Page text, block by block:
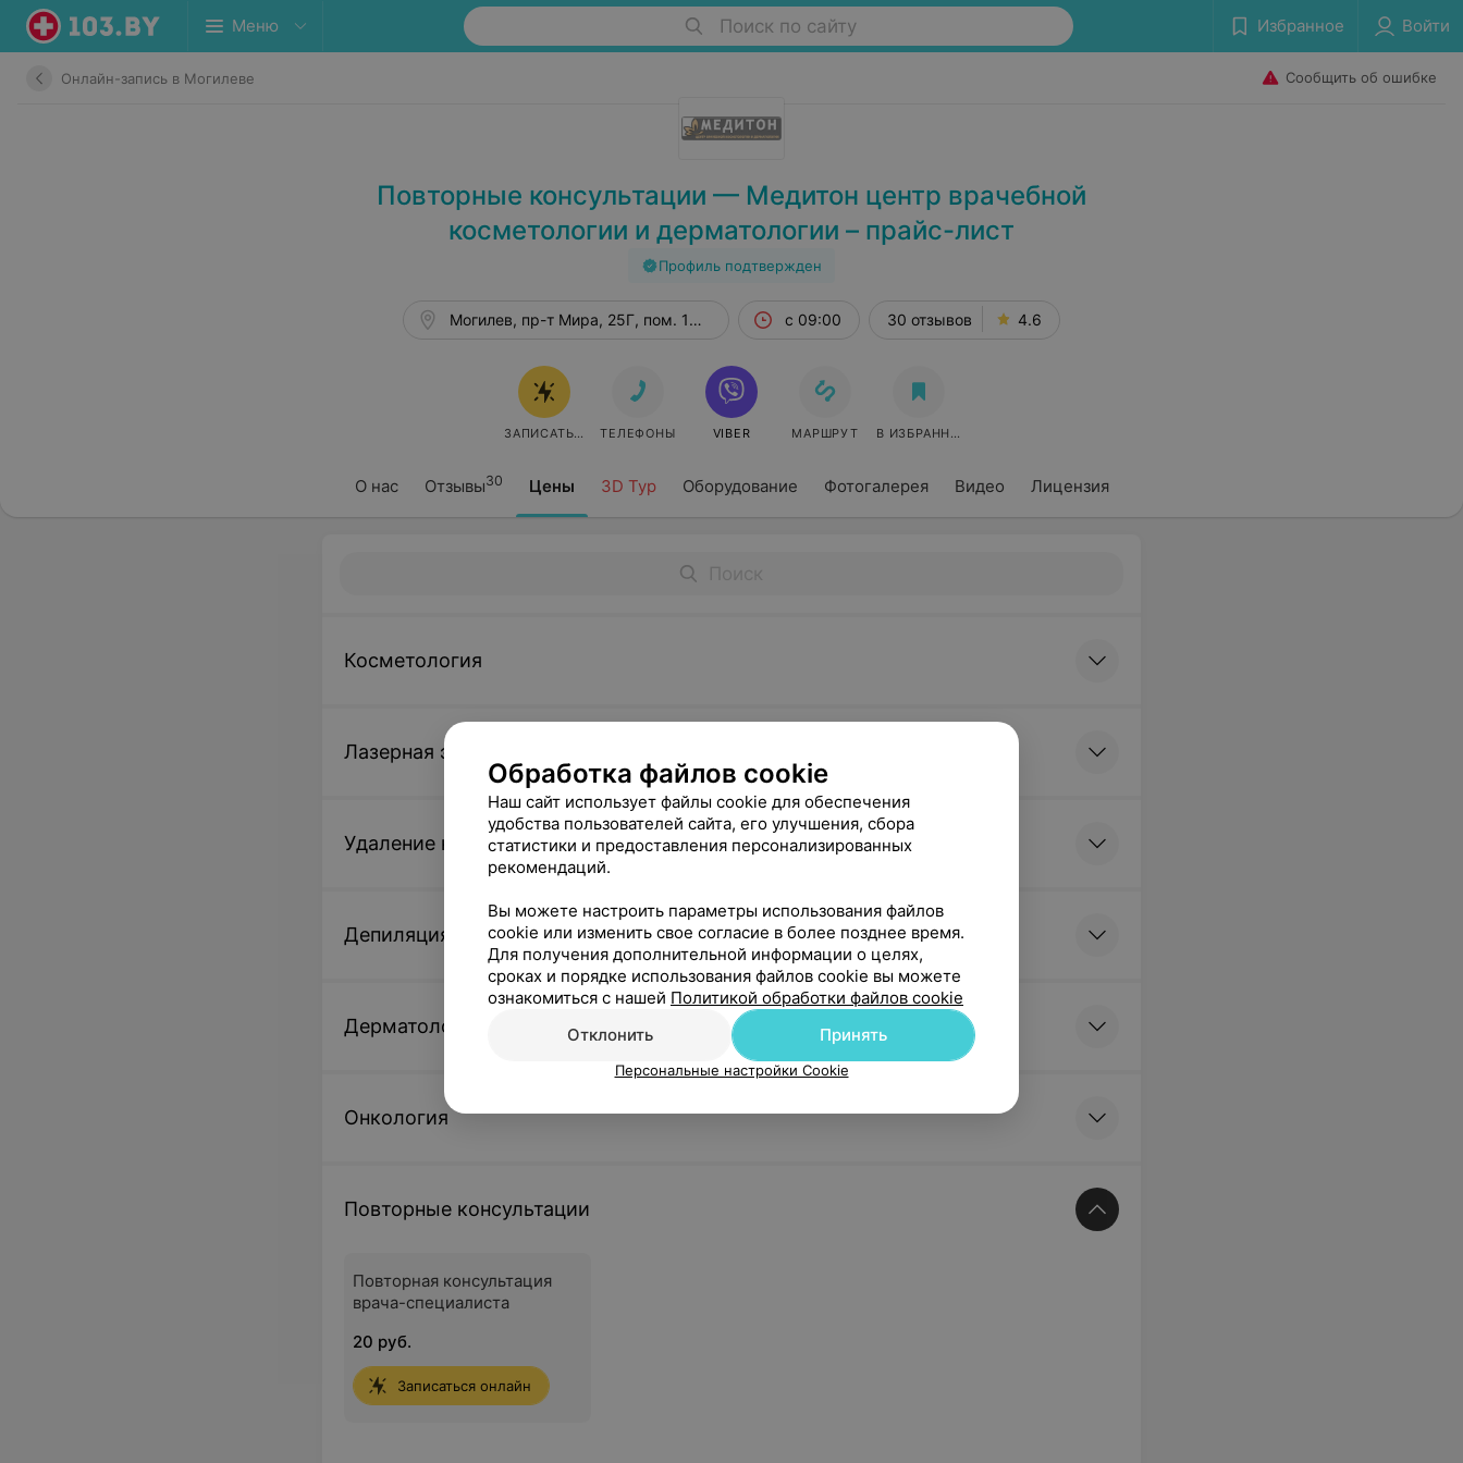
Меню Поиск по сайту Избранное Войти
Онлайн-запись в Могилеве Сообщить об ошибке
Повторные консультации — Медитон центр врачебной
косметологии и дерматологии – прайс-лист
Профиль подтвержден
О нас Отзывы30 Цены 3D Тур Оборудование Фотогалерея Видео Лицензия
Могилев, пр-т Мира, 25Г, пом. 109А с 09:00 30 отзывов 4.6
ЗАПИСАТЬСЯ ОНЛАЙН
ТЕЛЕФОНЫ VIBER МАРШРУТ В ИЗБРАННОЕ
Косметология
Лазерная эпиляция
Удаление новообразований
Депиляция воском
Дерматология
Онкология
Повторные консультации
Повторная консультация
врача-специалиста
20 руб.
Записаться онлайн
Обработка файлов cookie
Наш сайт использует файлы cookie для обеспечения
удобства пользователей сайта, его улучшения, сбора
статистики и предоставления персонализированных
рекомендаций.
Вы можете настроить параметры использования файлов
cookie или изменить свое согласие в более позднее время.
Для получения дополнительной информации о целях,
сроках и порядке использования файлов cookie вы можете
ознакомиться с нашей Политикой обработки файлов cookie
Отклонить
Принять
Персональные настройки Cookie